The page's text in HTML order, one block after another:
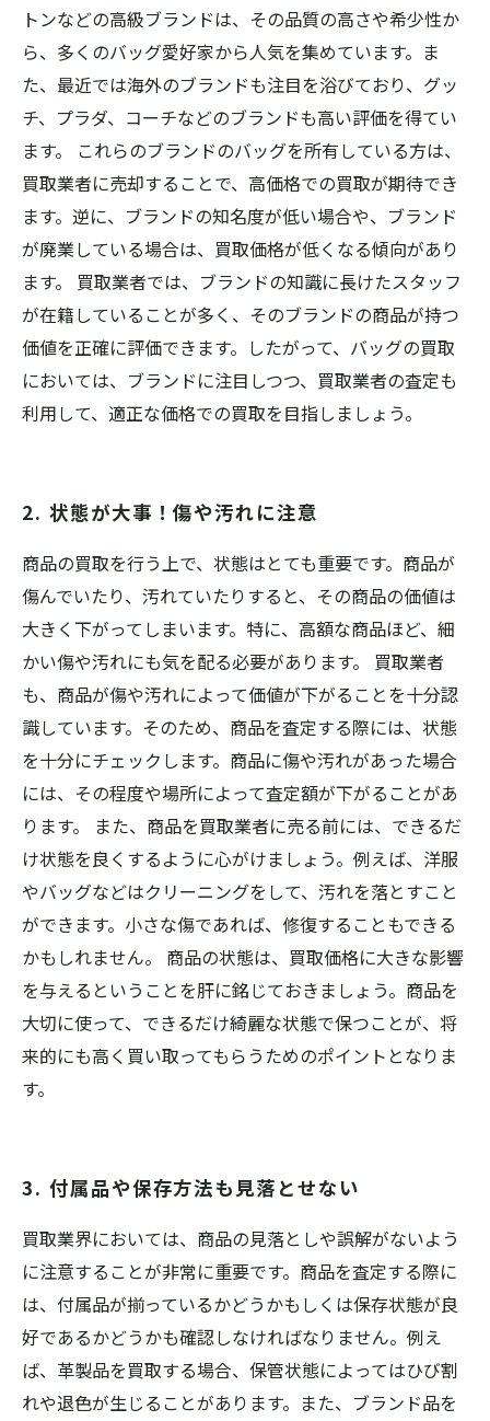
トンなどの高級ブランドは、その品質の高さや希少性か
ら、多くのバッグ愛好家から人気を集めています。ま
た、最近では海外のブランドも注目を浴びており、グッ
チ、プラダ、コーチなどのブランドも高い評価を得てい
ます。 これらのブランドのバッグを所有している方は、
買取業者に売却することで、高価格での買取が期待でき
ます。逆に、ブランドの知名度が低い場合や、ブランド
が廃業している場合は、買取価格が低くなる傾向があり
ます。 買取業者では、ブランドの知識に長けたスタッフ
が在籍していることが多く、そのブランドの商品が持つ
価値を正確に評価できます。したがって、バッグの買取
においては、ブランドに注目しつつ、買取業者の査定も
利用して、適正な価格での買取を目指しましょう。
2. 状態が大事！傷や汚れに注意
商品の買取を行う上で、状態はとても重要です。商品が
傷んでいたり、汚れていたりすると、その商品の価値は
大きく下がってしまいます。特に、高額な商品ほど、細
かい傷や汚れにも気を配る必要があります。 買取業者
も、商品が傷や汚れによって価値が下がることを十分認
識しています。そのため、商品を査定する際には、状態
を十分にチェックします。商品に傷や汚れがあった場合
には、その程度や場所によって査定額が下がることがあ
ります。 また、商品を買取業者に売る前には、できるだ
け状態を良くするように心がけましょう。例えば、洋服
やバッグなどはクリーニングをして、汚れを落とすこと
ができます。小さな傷であれば、修復することもできる
かもしれません。 商品の状態は、買取価格に大きな影響
を与えるということを肝に銘じておきましょう。商品を
大切に使って、できるだけ綺麗な状態で保つことが、将
来的にも高く買い取ってもらうためのポイントとなりま
す。
3. 付属品や保存方法も見落とせない
買取業界においては、商品の見落としや誤解がないよう
に注意することが非常に重要です。商品を査定する際に
は、付属品が揃っているかどうかもしくは保存状態が良
好であるかどうかも確認しなければなりません。例え
ば、革製品を買取する場合、保管状態によってはひび割
れや退色が生じることがあります。また、ブランド品を